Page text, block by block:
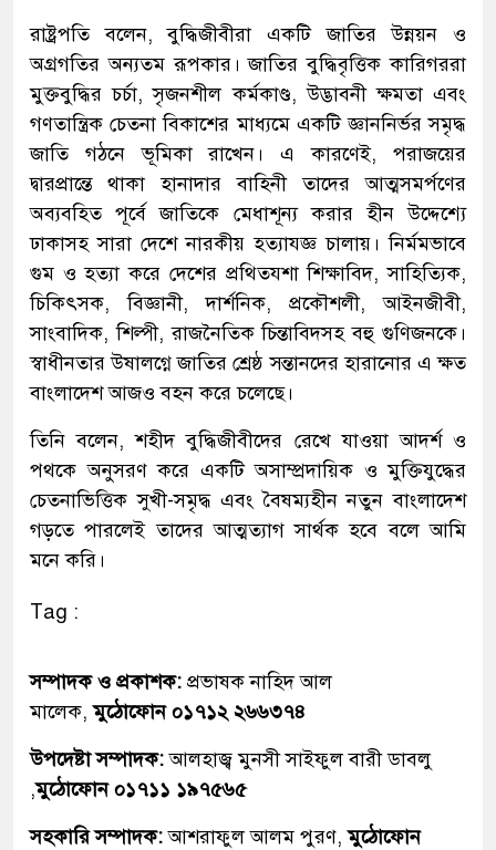
রাষ্ট্রপতি বলেন, বুদ্ধিজীবীরা একটি জাতির উন্নয়ন ও
অগ্রগতির অন্যতম রূপকার। জাতির বুদ্ধিবৃত্তিক কারিগররা
মুক্তবুদ্ধির চর্চা, সৃজনশীল কর্মকাণ্ড, উদ্ভাবনী ক্ষমতা এবং
গণতান্ত্রিক চেতনা বিকাশের মাধ্যমে একটি জ্ঞাননির্ভর সমৃদ্ধ
জাতি গঠনে ভূমিকা রাখেন। এ কারণেই, পরাজয়ের
দ্বারপ্রান্তে থাকা হানাদার বাহিনী তাদের আত্মসমর্পণের
অব্যবহিত পূর্বে জাতিকে মেধাশূন্য করার হীন উদ্দেশ্যে
ঢাকাসহ সারা দেশে নারকীয় হত্যাযজ্ঞ চালায়। নির্মমভাবে
গুম ও হত্যা করে দেশের প্রথিতযশা শিক্ষাবিদ, সাহিত্যিক,
চিকিৎসক, বিজ্ঞানী, দার্শনিক, প্রকৌশলী, আইনজীবী,
সাংবাদিক, শিল্পী, রাজনৈতিক চিন্তাবিদসহ বহু গুণিজনকে।
স্বাধীনতার উষালগ্নে জাতির শ্রেষ্ঠ সন্তানদের হারানোর এ ক্ষত
বাংলাদেশ আজও বহন করে চলেছে।
তিনি বলেন, শহীদ বুদ্ধিজীবীদের রেখে যাওয়া আদর্শ ও
পথকে অনুসরণ করে একটি অসাম্প্রদায়িক ও মুক্তিযুদ্ধের
চেতনাভিত্তিক সুখী-সমৃদ্ধ এবং বৈষম্যহীন নতুন বাংলাদেশ
গড়তে পারলেই তাদের আত্মত্যাগ সার্থক হবে বলে আমি
মনে করি।
Tag :
সম্পাদক ও প্রকাশক: প্রভাষক নাহিদ আল
মালেক,মুঠোফোন ০১৭১২ ২৬৬৩৭৪
উপদেষ্টা সম্পাদক:আলহাজ্ব মুনসী সাইফুল বারী ডাবলু
,মুঠোফোন ০১৭১১ ১৯৭৫৬৫
সহকারি সম্পাদক:আশরাফুল আলম পুরণ,মুঠোফোন